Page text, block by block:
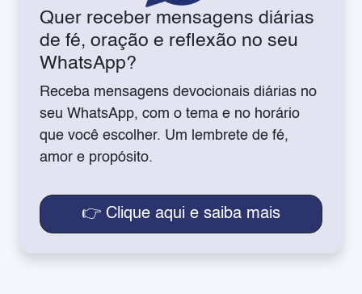
Quer receber mensagens diárias
de fé, oração e reflexão no seu
WhatsApp?
Receba mensagens devocionais diárias no
seu WhatsApp, com o tema e no horário
que você escolher. Um lembrete de fé,
amor e propósito.
👉 Clique aqui e saiba mais